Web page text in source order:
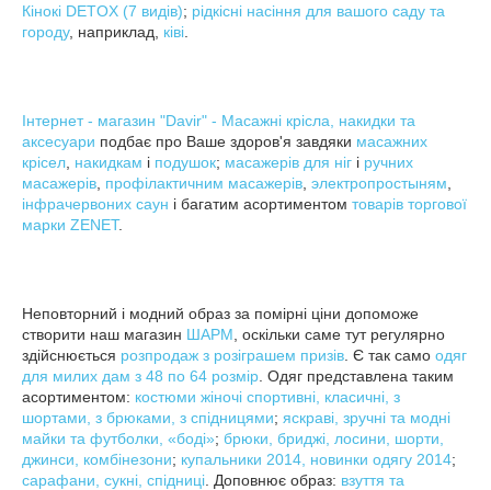
Кінокі DETOX (7 видів); рідкісні насіння для вашого саду та
городу, наприклад, ківі
Інтернет - магазин "Davir" - Масажні крісла, накидки та
аксесуари подбає про Ваше здоров'я завдяки масажних
крісел накидкам і подушок; масажерів для ніг і ручних
масажерів профілактичним масажерів электропростыням
інфрачервоних саун і багатим асортиментом товарів торгової
марки ZENET.
Неповторний і модний образ за помірні ціни допоможе
створити наш магазин ШАРМ , оскільки саме тут регулярно
здійснюється розпродаж з розіграшем призів . Є так само одяг
для милих дам з 48 по 64 розмір . Одяг представлена таким
асортиментом: костюми жіночі спортивні, класичні, з
шортами, з брюками, з спідницями; яскраві, зручні та модні
майки та футболки, «боді»; брюки, бриджі, лосини, шорти,
джинси, комбінезони; купальники 2014, новинки одягу 2014;
сарафани, сукні, спідниці . Доповнює образ: взуття та